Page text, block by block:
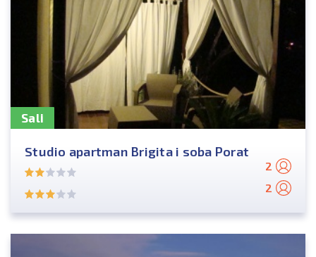
Sali
Studio apartman Brigita i soba Porat
2
2